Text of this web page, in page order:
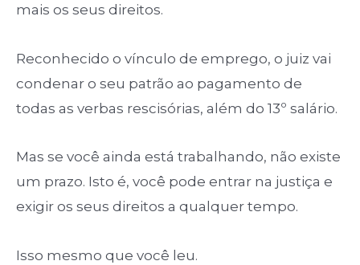
mais os seus direitos.
Reconhecido o vínculo de emprego, o juiz vai
condenar o seu patrão ao pagamento de
todas as verbas rescisórias, além do 13º salário.
Mas se você ainda está trabalhando, não existe
um prazo. Isto é, você pode entrar na justiça e
exigir os seus direitos a qualquer tempo.
Isso mesmo que você leu.